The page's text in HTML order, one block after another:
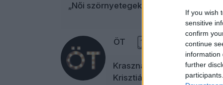
If you wish
sensitive
confirm
continue
information
further
„Női szörnyetegek” régen és ma –
ÖT 1
Krasznahorkaitól és Kapu
Krisztiánnal és Konok